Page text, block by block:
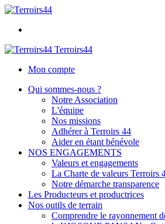
Terroirs44
Mon compte
Qui sommes-nous ?
Notre Association
L'équipe
Nos missions
Adhérer à Terroirs 44
Aider en étant bénévole
NOS ENGAGEMENTS
Valeurs et engagements
La Charte de valeurs Terroirs
Notre démarche transparence
Les Producteurs et productrices
Nos outils de terrain
Comprendre le rayonnement